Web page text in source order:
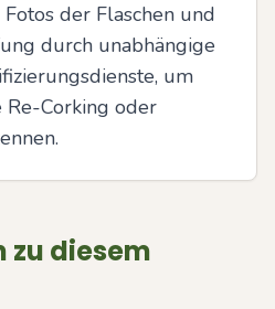
der Flaschen und
durch unabhängige
um
Corking oder
zu diesem